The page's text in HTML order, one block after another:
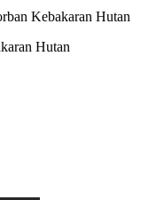
Kebakaran Hutan
Hutan